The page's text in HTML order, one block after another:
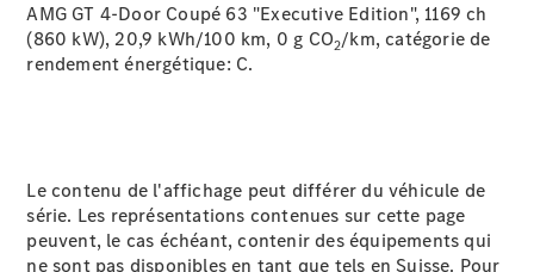
AMG GT 4-Door Coupé 63 "Executive Edition", 1169 ch
(860 kW), 20,9 kWh/100 km, 0 g CO2/km, catégorie de
rendement énergétique: C.
Le contenu de l'affichage peut différer du véhicule de
série. Les représentations contenues sur cette page
peuvent, le cas échéant, contenir des équipements qui
ne sont pas disponibles en tant que tels en Suisse. Pour